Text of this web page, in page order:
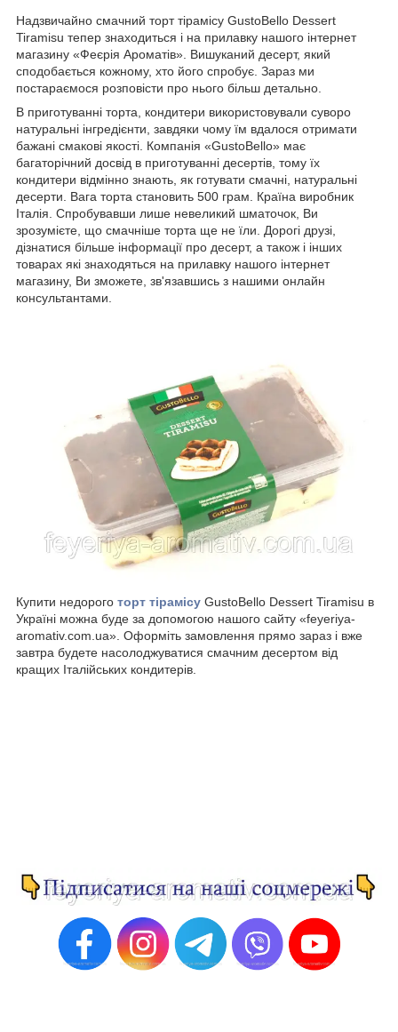
Надзвичайно смачний торт тірамісу GustoBello Dessert
Tiramisu тепер знаходиться і на прилавку нашого інтернет
магазину «Феєрія Ароматів». Вишуканий десерт, який
сподобається кожному, хто його спробує. Зараз ми
постараємося розповісти про нього більш детально.
В приготуванні торта, кондитери використовували суворо
натуральні інгредієнти, завдяки чому їм вдалося отримати
бажані смакові якості. Компанія «GustoBello» має
багаторічний досвід в приготуванні десертів, тому їх
кондитери відмінно знають, як готувати смачні, натуральні
десерти. Вага торта становить 500 грам. Країна виробник
Італія. Спробувавши лише невеликий шматочок, Ви
зрозумієте, що смачніше торта ще не їли. Дорогі друзі,
дізнатися більше інформації про десерт, а також і інших
товарах які знаходяться на прилавку нашого інтернет
магазину, Ви зможете, зв'язавшись з нашими онлайн
консультантами.
Купити недорого торт тірамісу GustoBello Dessert Tiramisu в
Україні можна буде за допомогою нашого сайту «feyeriya-
aromativ.com.ua». Оформіть замовлення прямо зараз і вже
завтра будете насолоджуватися смачним десертом від
кращих Італійських кондитерів.